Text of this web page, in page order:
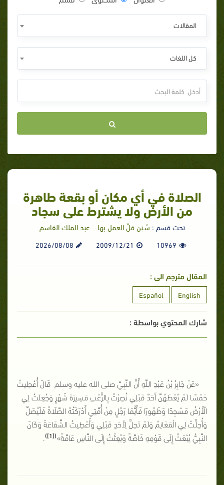
المقالات
كل اللغات
الصلاة في أي مكان أو بقعة طاهرة
من الأرض ولا يشترط على سجاد
تحت قسم : سُـنن قلَّ العمل بها _ عبد الملك القاسم
10969
2009/12/21
2026/08/08
المقال مترجم الى :
English
Español
شارك المحتوي بواسطة :
«عَنْ جَابِرُ بْنُ عَبْدِ اللَّهِ أَنَّ النَّبِيَّ صلى الله عليه وسلم قَالَ أُعْطِيتُ
خَمْسًا لَمْ يُعْطَهُنَّ أَحَدٌ قَبْلِي نُصِرْتُ بِالرُّعْبِ مَسِيرَةَ شَهْرٍ وَجُعِلَتْ لِي
الْأَرْضُ مَسْجِدًا وَطَهُورًا فَأَيُّمَا رَجُلٍ مِنْ أُمَّتِي أَدْرَكَتْهُ الصَّلَاةُ فَلْيُصَلِّ
وَأُحِلَّتْ لِي الْمَغَانِمُ وَلَمْ تَحِلَّ لِأَحَدٍ قَبْلِي وَأُعْطِيتُ الشَّفَاعَةَ وَكَانَ
النَّبِيُّ يُبْعَثُ إِلَى قَوْمِهِ خَاصَّةً وَبُعِثْتُ إِلَى النَّاسِ عَامَّةً»(
[1]
)
.